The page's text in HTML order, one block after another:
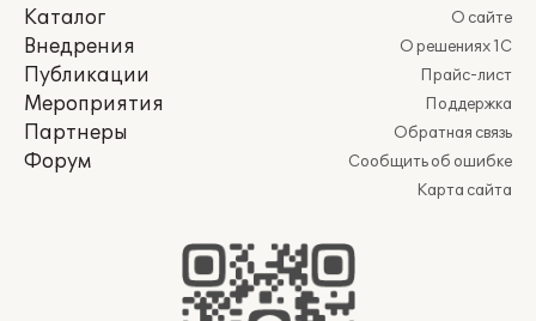
Каталог
Внедрения
Публикации
Мероприятия
Партнеры
Форум
О сайте
О решениях 1С
Прайс-лист
Поддержка
Обратная связь
Сообщить об ошибке
Карта сайта